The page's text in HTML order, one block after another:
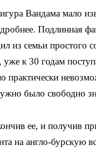
Вандама мало
Подлинная
из семьи простого
уже к 30 годам
практически
было свободно
ее, и получив
на англо-бурскую